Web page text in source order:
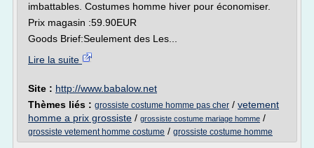
imbattables. Costumes homme hiver pour économiser.
Prix magasin :59.90EUR
Goods Brief:Seulement des Les...
Lire la suite
Site : http://www.babalow.net
Thèmes liés : grossiste costume homme pas cher / vetement
homme a prix grossiste / grossiste costume mariage homme /
grossiste vetement homme costume / grossiste costume homme